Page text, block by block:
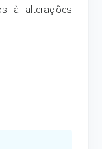
à alterações